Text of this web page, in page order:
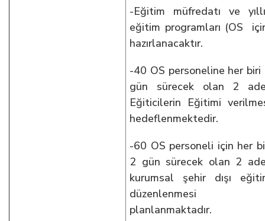
-Eğitim müfredatı ve
eğitim programları (OS
hazırlanacaktır.
-40 OS personeline her biri
gün sürecek olan 2
Eğiticilerin Eğitimi
hedeflenmektedir.
-60 OS personeli için her
2 gün sürecek olan 2
kurumsal şehir dışı
düzenlenmesi
planlanmaktadır.